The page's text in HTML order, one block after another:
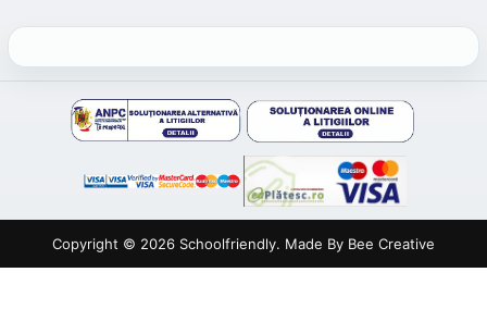
Copyright © 2026 Schoolfriendly. Made By Bee Creative